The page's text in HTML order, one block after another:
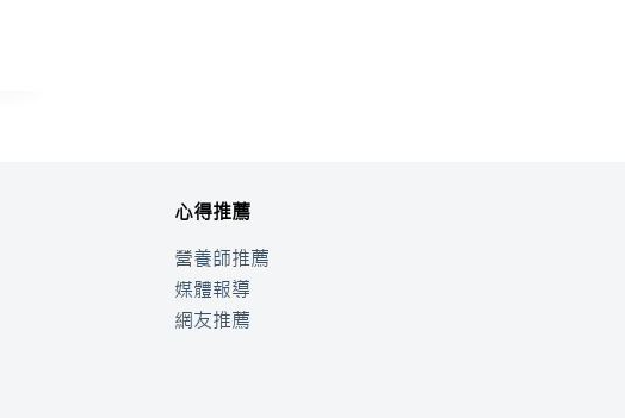
心得推薦
營養師推薦
媒體報導
網友推薦